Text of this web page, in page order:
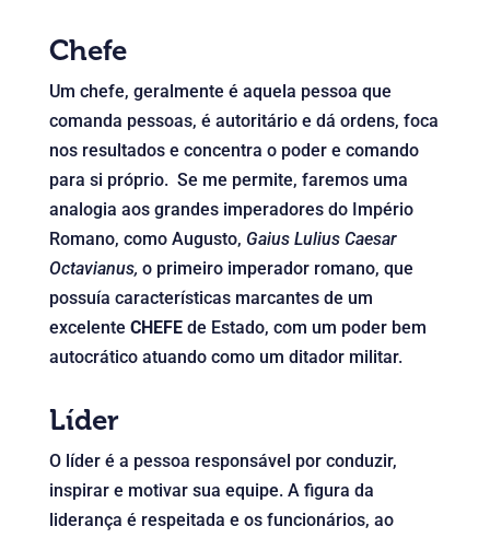
Chefe
Um chefe, geralmente é aquela pessoa que
comanda pessoas, é autoritário e dá ordens, foca
nos resultados e concentra o poder e comando
para si próprio. Se me permite, faremos uma
analogia aos grandes imperadores do Império
Romano, como Augusto, Gaius Lulius Caesar
Octavianus, o primeiro imperador romano, que
possuía características marcantes de um
excelente CHEFEde Estado, com um poder bem
autocrático atuando como um ditador militar.
Líder
O líder é a pessoa responsável por conduzir,
inspirar e motivar sua equipe. A figura da
liderança é respeitada e os funcionários, ao